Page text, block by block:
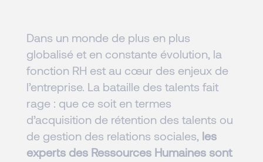
Dans un monde de plus en plus
globalisé et en constante évolution, la
fonction RH est au cœur des enjeux de
l’entreprise. La bataille des talents fait
rage : que ce soit en termes
d’acquisition de rétention des talents ou
de gestion des relations sociales, les
experts des Ressources Humaines sont